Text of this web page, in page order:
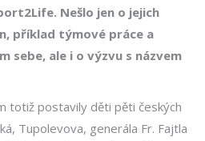
Nešlo jen o jejich
příklad týmové práce a
sebe, ale i o výzvu s názvem
totiž postavily děti pěti českých
Tupolevova, generála Fr. Fajtla